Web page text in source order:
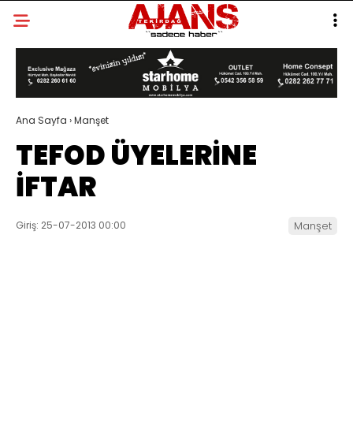
Ana Sayfa ›Manşet
TEFOD ÜYELERİNE
İFTAR
Giriş: 25-07-2013 00:00 Manşet